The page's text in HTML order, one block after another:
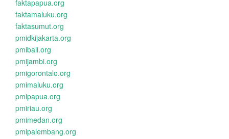
faktapapua.org
faktamaluku.org
faktasumut.org
pmidkijakarta.org
pmibali.org
pmijambi.org
pmigorontalo.org
pmimaluku.org
pmipapua.org
pmiriau.org
pmimedan.org
pmipalembang.org